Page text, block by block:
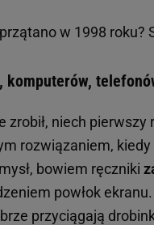
w 1998 roku?
komputerów,
zrobił, niech
rozwiązaniem,
bowiem ręczniki
powłok
przyciągają